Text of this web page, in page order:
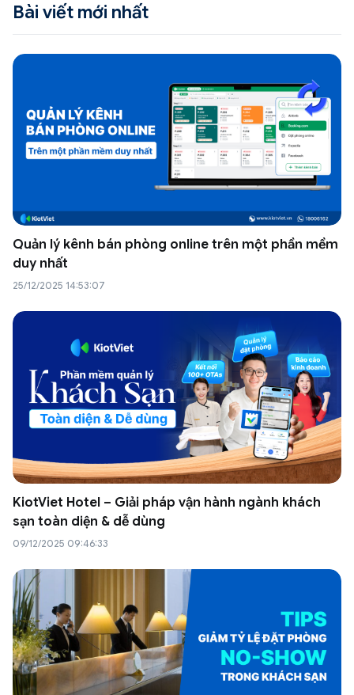
Bài viết mới nhất
Quản lý kênh bán phòng online trên một phần mềm
duy nhất
25/12/2025 14:53:07
KiotViet Hotel – Giải pháp vận hành ngành khách
sạn toàn diện & dễ dùng
09/12/2025 09:46:33